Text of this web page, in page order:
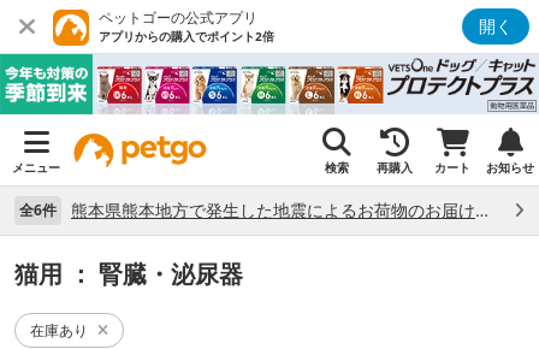
ペットゴーの公式アプリ
アプリからの購入でポイント2倍 開く
メニュー 検索 再購入 カート お知らせ
全6件 熊本県熊本地方で発生した地震によるお荷物のお届け状況について （7/28）
猫用 ： 腎臓・泌尿器
在庫あり